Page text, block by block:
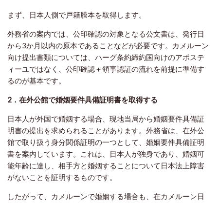
まず、日本人側で戸籍謄本を取得します。
外務省の案内では、公印確認の対象となる公文書は、発行日
から3か月以内の原本であることなどが必要です。カメルーン
向け提出書類については、ハーグ条約締約国向けのアポステ
ィーユではなく、公印確認＋領事認証の流れを前提に準備す
るのが基本です。
2．在外公館で婚姻要件具備証明書を取得する
日本人が外国で婚姻する場合、現地当局から婚姻要件具備証
明書の提出を求められることがあります。外務省は、在外公
館で取り扱う身分関係証明の一つとして、婚姻要件具備証明
書を案内しています。これは、日本人が独身であり、婚姻可
能年齢に達し、相手方と婚姻することについて日本法上障害
がないことを証明するものです。
したがって、カメルーンで婚姻する場合も、在カメルーン日